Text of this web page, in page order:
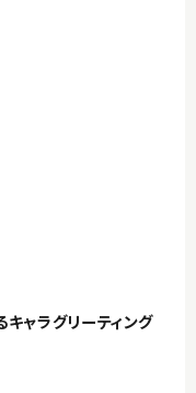
キャラグリーティング